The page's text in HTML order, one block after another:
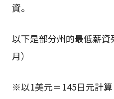
資。
以下是部分州的最低薪
月）
※以1美元＝145日元計算